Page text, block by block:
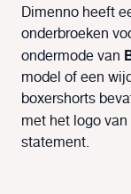
Dimenno heeft
onderbroeken
ondermode van
model of een
boxershorts
met het logo van
statement.